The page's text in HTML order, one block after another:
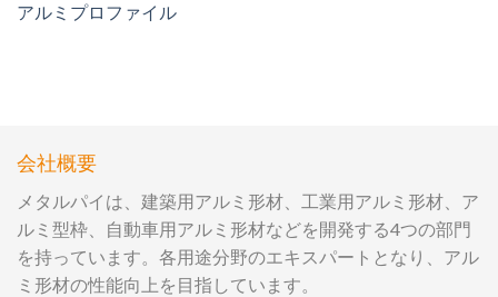
アルミプロファイル
会社概要
メタルパイは、建築用アルミ形材、工業用アルミ形材、ア
ルミ型枠、自動車用アルミ形材などを開発する4つの部門
を持っています。各用途分野のエキスパートとなり、アル
ミ形材の性能向上を目指しています。